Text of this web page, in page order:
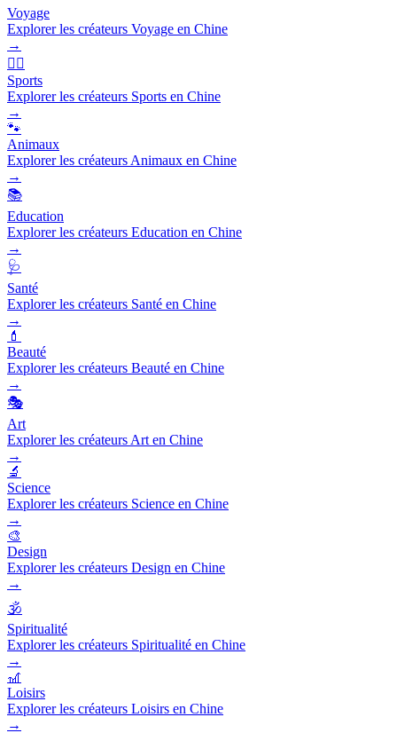
Voyage
Explorer les créateurs Voyage en Chine
→
🏃‍♂️
Sports
Explorer les créateurs Sports en Chine
→
🐾
Animaux
Explorer les créateurs Animaux en Chine
→
📚
Education
Explorer les créateurs Education en Chine
→
🩺
Santé
Explorer les créateurs Santé en Chine
→
💄
Beauté
Explorer les créateurs Beauté en Chine
→
🎭
Art
Explorer les créateurs Art en Chine
→
🔬
Science
Explorer les créateurs Science en Chine
→
🎨
Design
Explorer les créateurs Design en Chine
→
🕉️
Spiritualité
Explorer les créateurs Spiritualité en Chine
→
🎢
Loisirs
Explorer les créateurs Loisirs en Chine
→